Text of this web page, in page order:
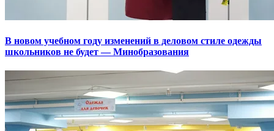
В новом учебном году изменений в деловом стиле одежды
школьников не будет — Минобразования